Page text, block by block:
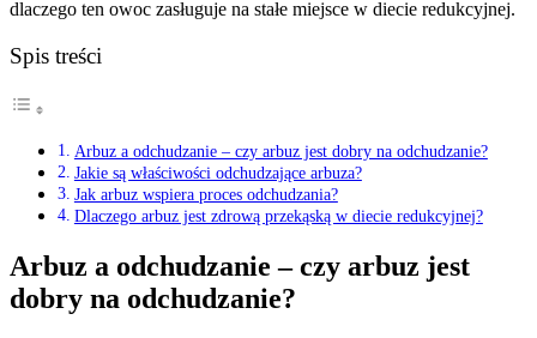
dlaczego ten owoc zasługuje na stałe miejsce w diecie redukcyjnej.
Spis treści
Arbuz a odchudzanie – czy arbuz jest dobry na odchudzanie?
Jakie są właściwości odchudzające arbuza?
Jak arbuz wspiera proces odchudzania?
Dlaczego arbuz jest zdrową przekąską w diecie redukcyjnej?
Arbuz a odchudzanie – czy arbuz jest
dobry na odchudzanie?